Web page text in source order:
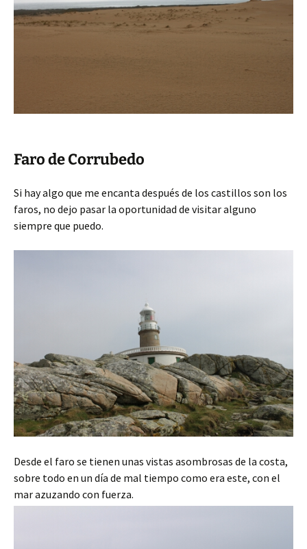
Faro de Corrubedo
Si hay algo que me encanta después de los castillos son los
faros, no dejo pasar la oportunidad de visitar alguno
siempre que puedo.
Desde el faro se tienen unas vistas asombrosas de la costa,
sobre todo en un día de mal tiempo como era este, con el
mar azuzando con fuerza.